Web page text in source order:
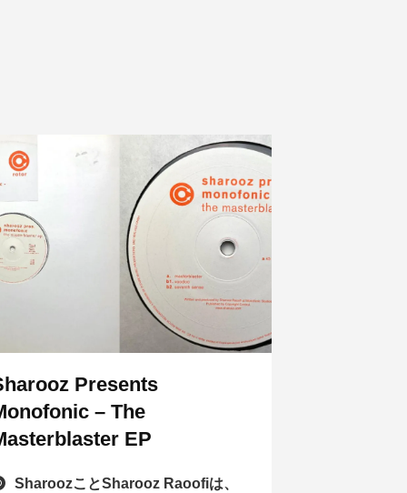
Presents
– The
EP
SharoozことSharooz Raoofiは、